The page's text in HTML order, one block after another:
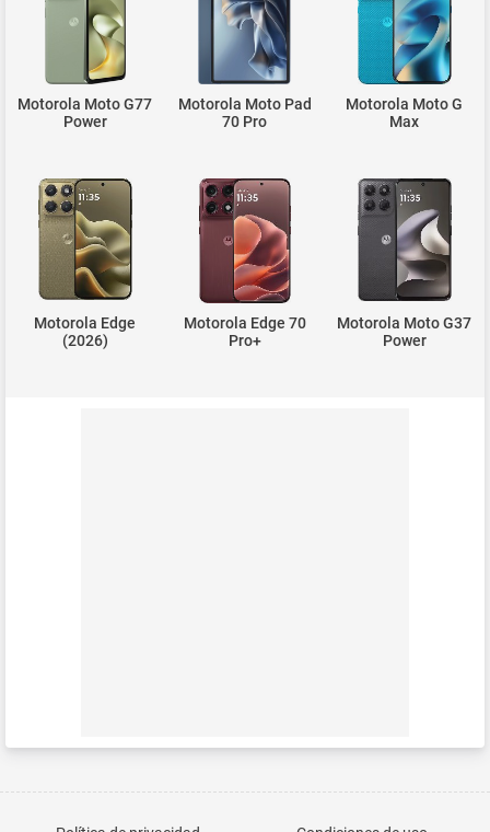
Motorola Moto G77
Power
Motorola Moto Pad
70 Pro
Motorola Moto G
Max
Motorola Edge
(2026)
Motorola Edge 70
Pro+
Motorola Moto G37
Power